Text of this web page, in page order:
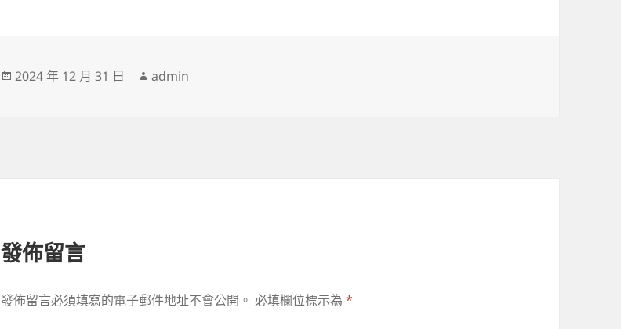
發
2024 年 12 月 31 日
作
admin
發佈留言
發佈留言必須填寫的電子郵件地址不會公開。 必填欄位標示為*